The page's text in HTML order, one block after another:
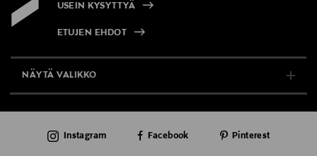
USEIN KYSYTTYÄ
ETUJEN EHDOT
NÄYTÄ VALIKKO
AJANKOHTAISTA
Instagram Facebook Pinterest